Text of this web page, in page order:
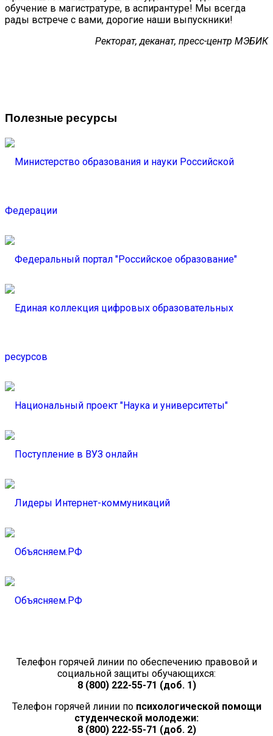
обучение в магистратуре, в аспирантуре! Мы всегда
рады встрече с вами, дорогие наши выпускники!
Ректорат, деканат, пресс-центр МЭБИК
Полезные ресурсы
Телефон горячей линии по обеспечению правовой и
социальной защиты обучающихся:
8 (800) 222-55-71 (доб. 1)
Телефон горячей линии попсихологической помощи
студенческой молодежи:
8 (800) 222-55-71 (доб. 2)